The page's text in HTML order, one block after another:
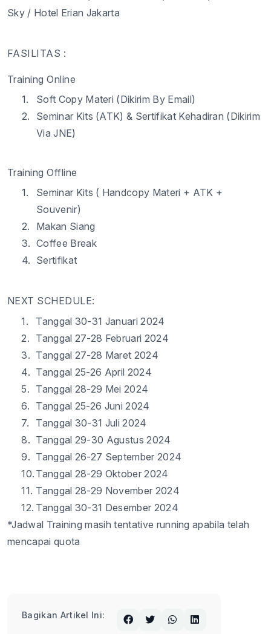
Sky / Hotel Erian Jakarta
FASILITAS :
Training Online
1.
Soft Copy Materi (Dikirim By Email)
2.
Seminar Kits (ATK) & Sertifikat Kehadiran (Dikirim
Via JNE)
Training Offline
1.
Seminar Kits ( Handcopy Materi + ATK +
Souvenir)
2.
Makan Siang
3. Coffee Break
4. Sertifikat
NEXT SCHEDULE:
1.
Tanggal 30-31 Januari 2024
2. Tanggal 27-28 Februari 2024
3. Tanggal 27-28 Maret 2024
4. Tanggal 25-26 April 2024
5. Tanggal 28-29 Mei 2024
6. Tanggal 25-26 Juni 2024
7.
Tanggal 30-31 Juli 2024
8. Tanggal 29-30 Agustus 2024
9. Tanggal 26-27 September 2024
10. Tanggal 28-29 Oktober 2024
11. Tanggal 28-29 November 2024
12. Tanggal 30-31 Desember 2024
*Jadwal Training masih tentative running apabila telah
mencapai quota
Bagikan Artikel Ini: